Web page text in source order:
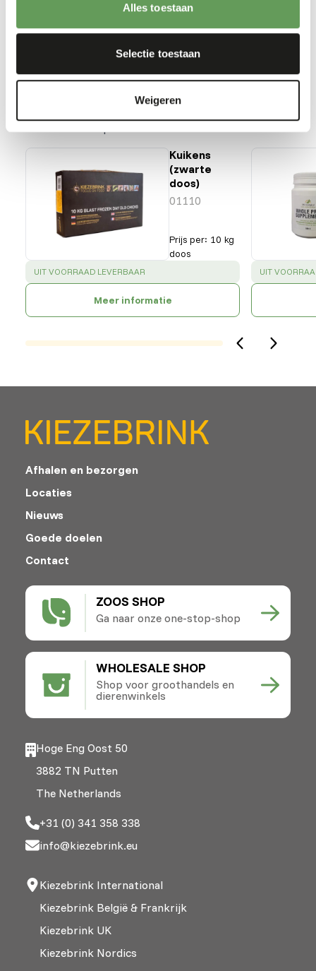
Alles toestaan
Selectie toestaan
Weigeren
Wedge-tailed eagle
Bonelli's eagle
Our assortment
Kuikens
(zwarte
doos)
01110
Prijs per: 10 kg
doos
SUCCESS:
UIT VOORRAAD LEVERBAAR
Meer informatie
SUCCESS:
UIT
ZOOS SHOP
Ga naar onze one-stop-shop
WHOLESALE SHOP
Shop voor groothandels en
dierenwinkels
Afhalen en bezorgen
Locaties
Nieuws
Goede doelen
Contact
Hoge Eng Oost 50
3882 TN Putten
The Netherlands
+31 (0) 341 358 338
info@kiezebrink.eu
Kiezebrink International
Kiezebrink België & Frankrijk
Kiezebrink UK
Kiezebrink Nordics